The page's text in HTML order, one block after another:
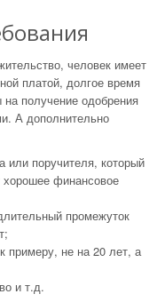
человек имеет
платой, долгое время
получение одобрения
А дополнительно
или поручителя, который
финансовое
промежуток
примеру, не на 20 лет, а
и т.д.